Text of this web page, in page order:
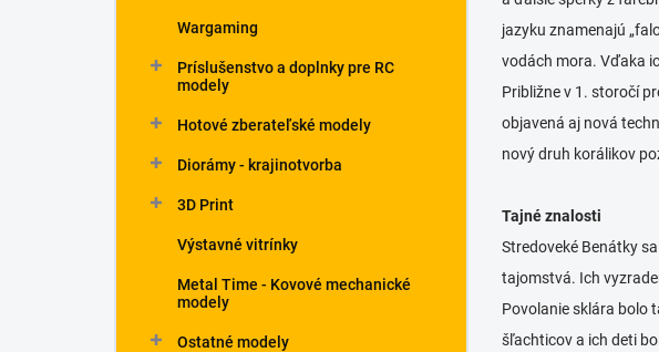
Wargaming
Príslušenstvo a doplnky pre RC
modely
Hotové zberateľské modely
Diorámy - krajinotvorba
3D Print
Výstavné vitrínky
Metal Time - Kovové mechanické
modely
Ostatné modely
jazyku znamenajú
vodách mora. Vďaka
Približne v 1. storočí
objavená aj nová
nový druh korálikov
Tajné znalosti
Stredoveké Benátky
tajomstvá. Ich
Povolanie sklára bolo
šľachticov a ich deti